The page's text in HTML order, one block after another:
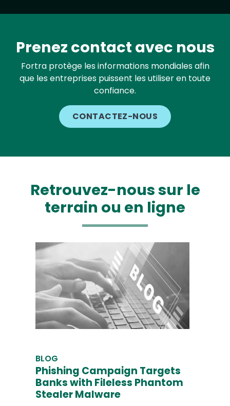
Prenez contact avec nous
Fortra protège les informations mondiales afin
que les entreprises puissent les utiliser en toute
confiance.
CONTACTEZ-NOUS
Retrouvez-nous sur le
terrain ou en ligne
BLOG
Phishing Campaign Targets
Banks with Fileless Phantom
Stealer Malware